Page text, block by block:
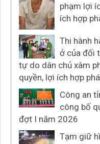
phạm lợi
ích hợp
Thi hành
ở của đối
tự do dân chủ xâm
quyền, lợi ích hợp
Công an
công bố
đợt I năm 2026
Tạm giữ